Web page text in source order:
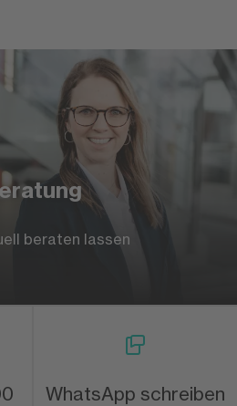
beraten lassen
WhatsApp schreiben